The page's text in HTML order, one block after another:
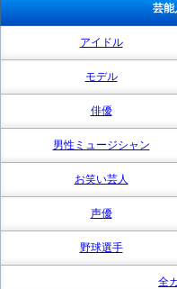
芸能
アイドル
モデル
俳優
男性ミュージシャン
お笑い芸人
声優
野球選手
全